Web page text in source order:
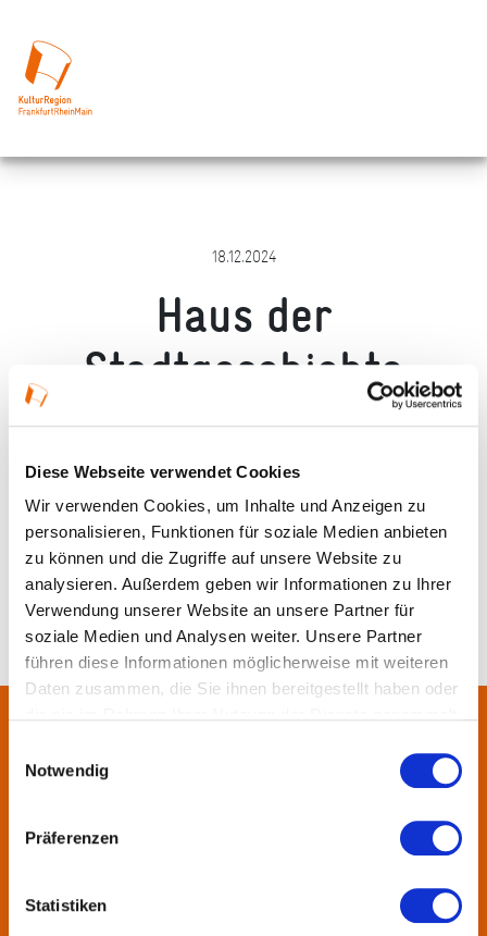
Diese Webseite verwendet Cookies
Wir verwenden Cookies, um Inhalte und Anzeigen zu
personalisieren, Funktionen für soziale Medien anbieten
zu können und die Zugriffe auf unsere Website zu
analysieren. Außerdem geben wir Informationen zu Ihrer
Verwendung unserer Website an unsere Partner für
soziale Medien und Analysen weiter. Unsere Partner
führen diese Informationen möglicherweise mit weiteren
Daten zusammen, die Sie ihnen bereitgestellt haben oder
Notwendig
Präferenzen
Statistiken
18.12.2024
Haus der
Stadtgeschichte
Offenbach
Merken Teilen Empfehlen
Über uns
Landkreise, Städte, Gemeinden und der Regionalverband zur
KulturRegion zusammen-geschlossen. Über die Ländergrenzen
hinweg vernetzt die gemeinnützige Gesellschaft seit 2005 die
vielfältige lokale und regionale Kultur und fördert die